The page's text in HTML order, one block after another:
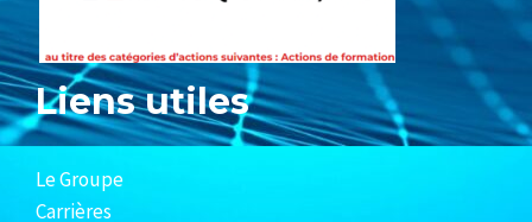
Liens utiles
Le Groupe
Carrières